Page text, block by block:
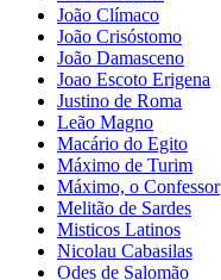
João Clímaco
João Crisóstomo
João Damasceno
Joao Escoto Erigena
Justino de Roma
Leão Magno
Macário do Egito
Máximo de Turim
Máximo, o Confessor
Melitão de Sardes
Misticos Latinos
Nicolau Cabasilas
Odes de Salomão